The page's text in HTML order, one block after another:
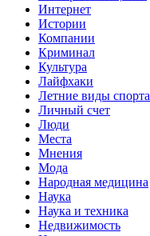
Интернет
Истории
Компании
Криминал
Культура
Лайфхаки
Летние виды спорта
Личный счет
Люди
Места
Мнения
Мода
Народная медицина
Наука
Наука и техника
Недвижимость